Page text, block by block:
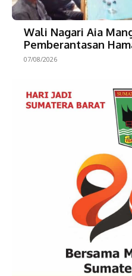
Wali Nagari Aia
Pemberantasan
07/08/2026